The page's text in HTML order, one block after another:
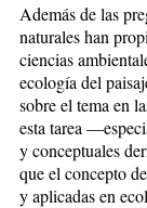
Además de las
naturales han
ciencias
ecología del
sobre el tema en
esta tarea
y conceptuales
que el concepto
y aplicadas en